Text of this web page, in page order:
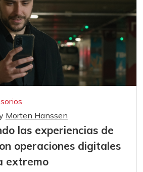
Morten Hanssen
las experiencias de
operaciones digitales
extremo